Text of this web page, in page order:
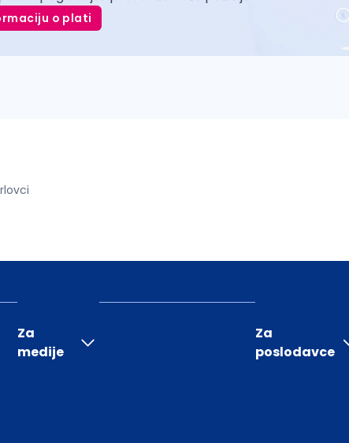
o plati
Za
medije
Za
poslodavce